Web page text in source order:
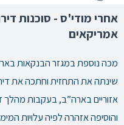
אחרי מודי'ס - סוכנות
אמריקאים
שינתה את התחזית וחתכה את
אזוריים בארה”ב, בעקבות מהלך
והוסיפה אזהרה לפיה עלויות